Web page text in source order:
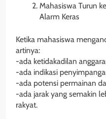
Mahasiswa Turun
Alarm Keras
Ketika mahasiswa
artinya:
-ada ketidakadilan
-ada indikasi
-ada potensi permainan
-ada jarak yang semakin
rakyat.